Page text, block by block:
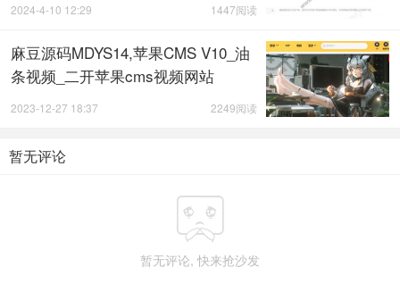
1447阅读
2024-4-10 12:29
麻豆源码MDYS14,苹果CMS V10_油
条视频_二开苹果cms视频网站
2249阅读
2023-12-27 18:37
暂无评论

暂无评论, 快来抢沙发